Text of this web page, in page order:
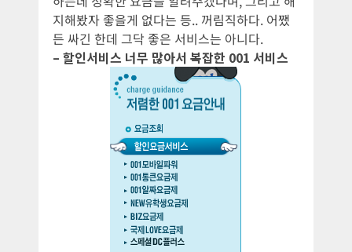
지해봤자 좋을게 없다는 등.. 꺼림직하다. 어쨌
든 싸긴 한데 그닥 좋은 서비스는 아니다.
– 할인서비스 너무 많아서 복잡한 001 서비스